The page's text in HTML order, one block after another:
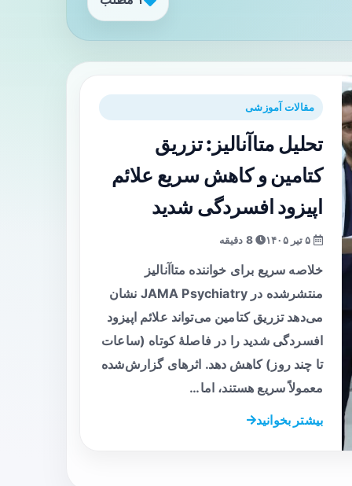
مقالات آموزشی
تحلیل متاآنالیز: تزریق
کتامین و کاهش سریع علائم
اپیزود افسردگی شدید
8 دقیقه
خلاصه سریع برای خواننده متاآنالیز
منتشرشده در JAMA Psychiatry نشان
می‌دهد تزریق کتامین می‌تواند علائم اپیزود
افسردگی شدید را در فاصلهٔ کوتاه (ساعات
تا چند روز) کاهش دهد. اثرهای گزارش‌شده
معمولاً سریع هستند، اما…
بیشتر بخوانید